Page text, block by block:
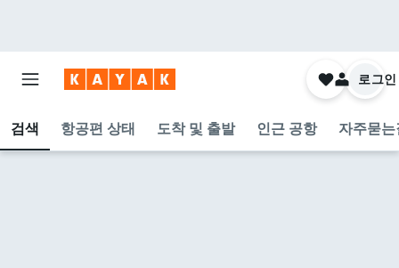
검색 항공편 상태 도착 및 출발 인근 공항 자주묻
로그인